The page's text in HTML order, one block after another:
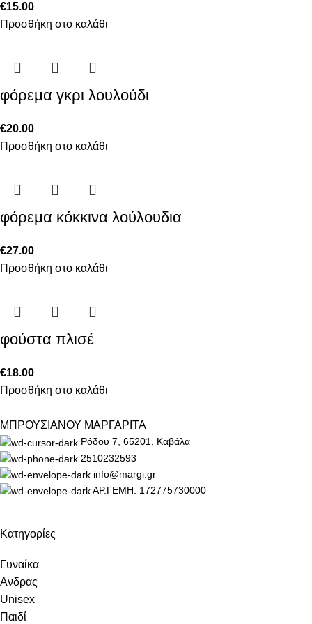
€15.00
Προσθήκη στο καλάθι
φόρεμα γκρι λουλούδι
€20.00
Προσθήκη στο καλάθι
φόρεμα κόκκινα λούλουδια
€27.00
Προσθήκη στο καλάθι
φούστα πλισέ
€18.00
Προσθήκη στο καλάθι
ΜΠΡΟΥΣΙΑΝΟΥ ΜΑΡΓΑΡΙΤΑ
Ρόδου 7, 65201, Καβάλα
2510232593
info@margi.gr
ΑΡ.ΓΕΜΗ: 172775730000
Κατηγορίες
Γυναίκα
Ανδρας
Unisex
Παιδί